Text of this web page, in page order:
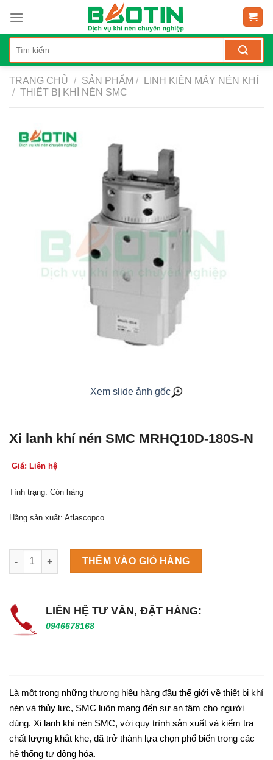
content
TRANG CHỦ / SẢN PHẨM /
LINH KIỆN MÁY NÉN KHÍ
/ THIẾT BỊ KHÍ NÉN SMC
Xem slide ảnh gốc
Xi lanh khí nén SMC MRHQ10D-180S-N
Giá: Liên hệ
Tình trạng: Còn hàng
Hãng sản xuất: Atlascopco
Máy làm đá viên Scotsman NW458AS số lượng
THÊM VÀO GIỎ HÀNG
LIÊN HỆ TƯ VẤN, ĐẶT HÀNG:
0946678168
Là một trong những thương hiệu hàng đầu thế giới về thiết bị khí
nén và thủy lực, SMC luôn mang đến sự an tâm cho người
dùng. Xi lanh khí nén SMC, với quy trình sản xuất và kiểm tra
chất lượng khắt khe, đã trở thành lựa chọn phổ biến trong các
hệ thống tự động hóa.